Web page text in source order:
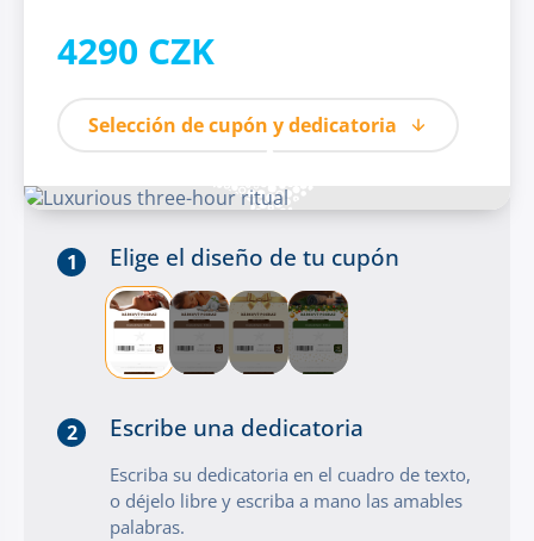
4290 CZK
Selección de cupón y dedicatoria
1 Elige el diseño de tu cupón
2 Escribe una dedicatoria
Escriba su dedicatoria en el cuadro de texto,
o déjelo libre y escriba a mano las amables
palabras.